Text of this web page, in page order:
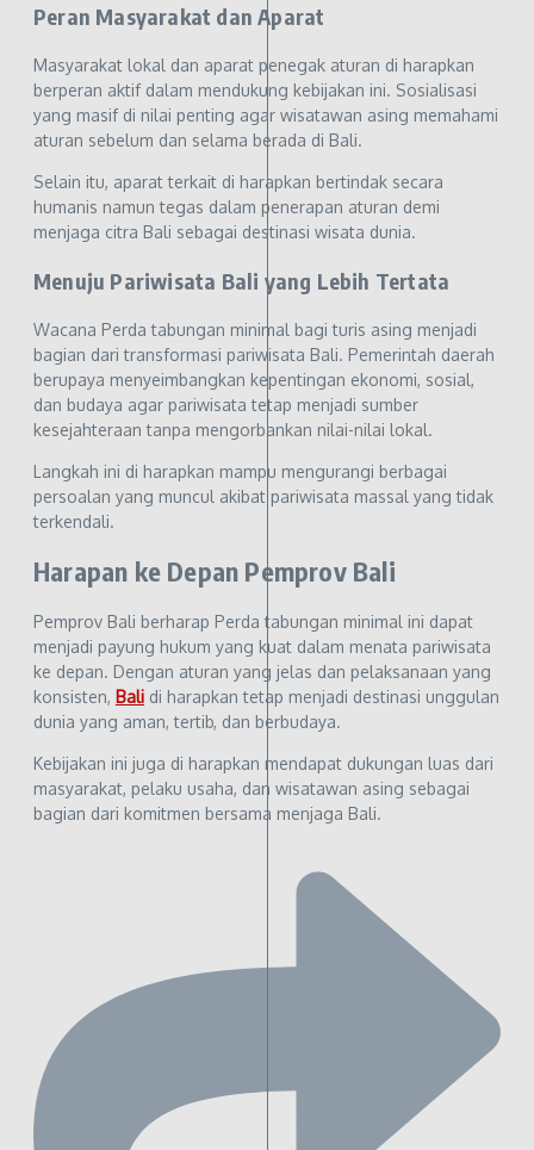
Peran Masyarakat dan Aparat
Masyarakat lokal dan aparat penegak aturan di harapkan
berperan aktif dalam mendukung kebijakan ini. Sosialisasi
yang masif di nilai penting agar wisatawan asing memahami
aturan sebelum dan selama berada di Bali.
Selain itu, aparat terkait di harapkan bertindak secara
humanis namun tegas dalam penerapan aturan demi
menjaga citra Bali sebagai destinasi wisata dunia.
Menuju Pariwisata Bali yang Lebih Tertata
Wacana Perda tabungan minimal bagi turis asing menjadi
bagian dari transformasi pariwisata Bali. Pemerintah daerah
berupaya menyeimbangkan kepentingan ekonomi, sosial,
dan budaya agar pariwisata tetap menjadi sumber
kesejahteraan tanpa mengorbankan nilai-nilai lokal.
Langkah ini di harapkan mampu mengurangi berbagai
persoalan yang muncul akibat pariwisata massal yang tidak
terkendali.
Harapan ke Depan Pemprov Bali
Pemprov Bali berharap Perda tabungan minimal ini dapat
menjadi payung hukum yang kuat dalam menata pariwisata
ke depan. Dengan aturan yang jelas dan pelaksanaan yang
konsisten, Bali di harapkan tetap menjadi destinasi unggulan
dunia yang aman, tertib, dan berbudaya.
Kebijakan ini juga di harapkan mendapat dukungan luas dari
masyarakat, pelaku usaha, dan wisatawan asing sebagai
bagian dari komitmen bersama menjaga Bali.